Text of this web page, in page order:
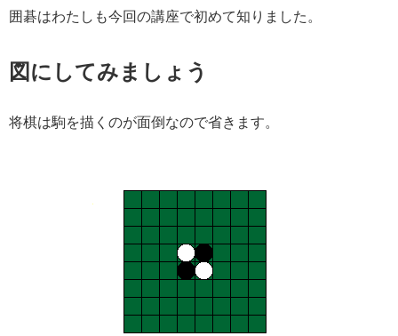
囲碁はわたしも今回の講座で初めて知りました。
図にしてみましょう
将棋は駒を描くのが面倒なので省きます。